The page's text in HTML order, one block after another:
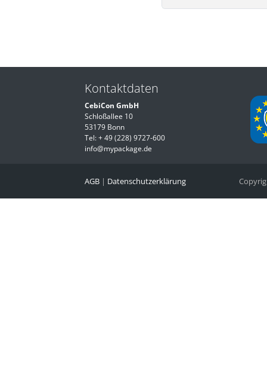
Kontaktdaten
CebiCon GmbH
Schloßallee 10
53179 Bonn
Tel:+ 49 (228) 9727-600
info@mypackage.de
AGB | Datenschutzerklärung